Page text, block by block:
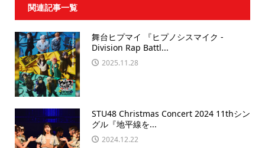
関連記事一覧
舞台ヒプマイ 『ヒプノシスマイク -
Division Rap Battl...
2025.11.28
STU48 Christmas Concert 2024 11thシン
グル『地平線を...
2024.12.22